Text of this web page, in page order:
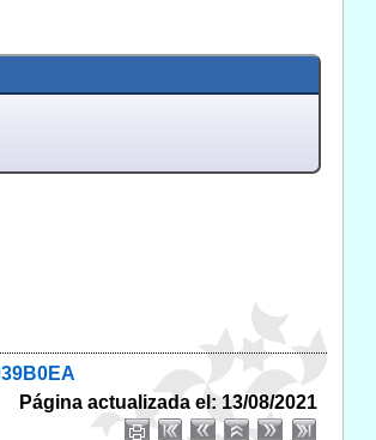
Página actualizada el: 13/08/2021